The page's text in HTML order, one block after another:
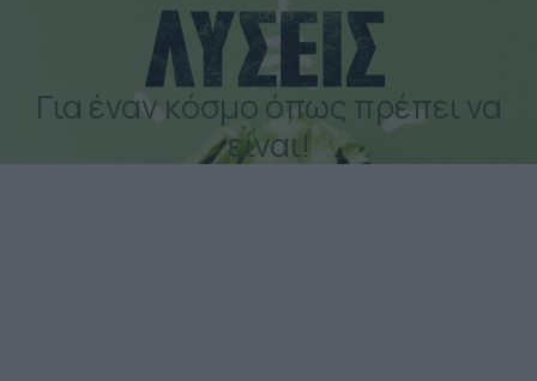
Για έναν κόσμο όπως πρέπει να
είναι!